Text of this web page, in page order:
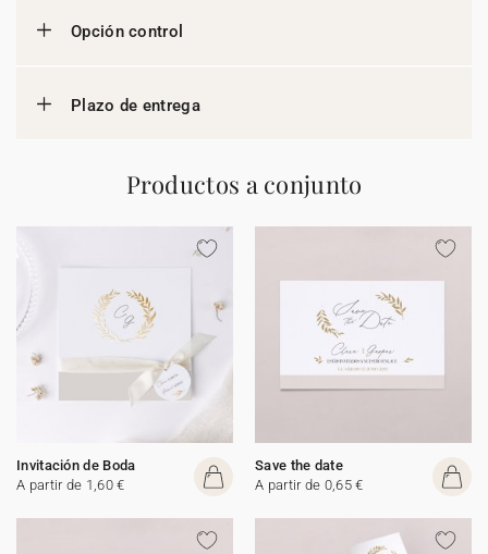
Opción control
Plazo de entrega
Productos a conjunto
Invitación de Boda
A partir de 1,60 €
Save the date
A partir de 0,65 €